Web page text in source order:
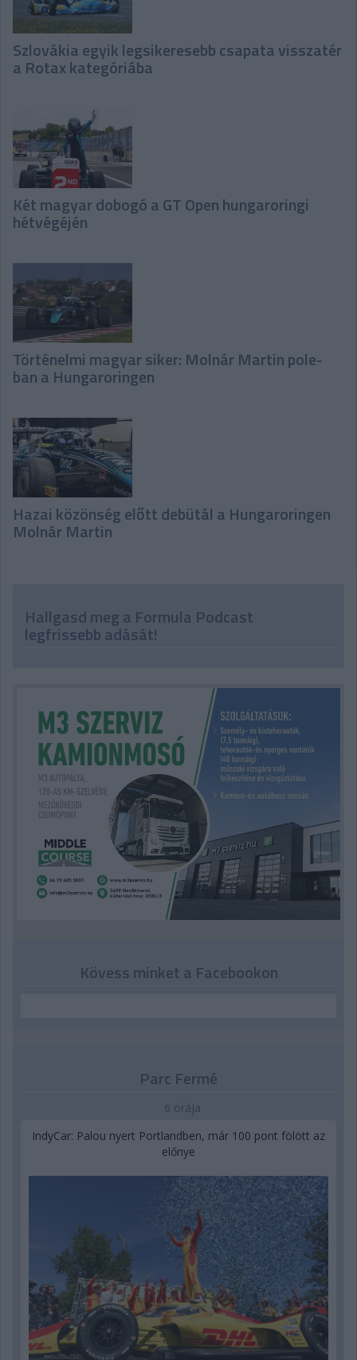
Szlovákia egyik legsikeresebb csapata visszatér
a Rotax kategóriába
Két magyar dobogó a GT Open hungaroringi
hétvégéjén
Történelmi magyar siker: Molnár Martin pole-
ban a Hungaroringen
Hazai közönség előtt debütál a Hungaroringen
Molnár Martin
Hallgasd meg a Formula Podcast
legfrissebb adását!
Kövess minket a Facebookon
Parc Fermé
6 órája
IndyCar: Palou nyert Portlandben, már 100 pont fölött az
előnye